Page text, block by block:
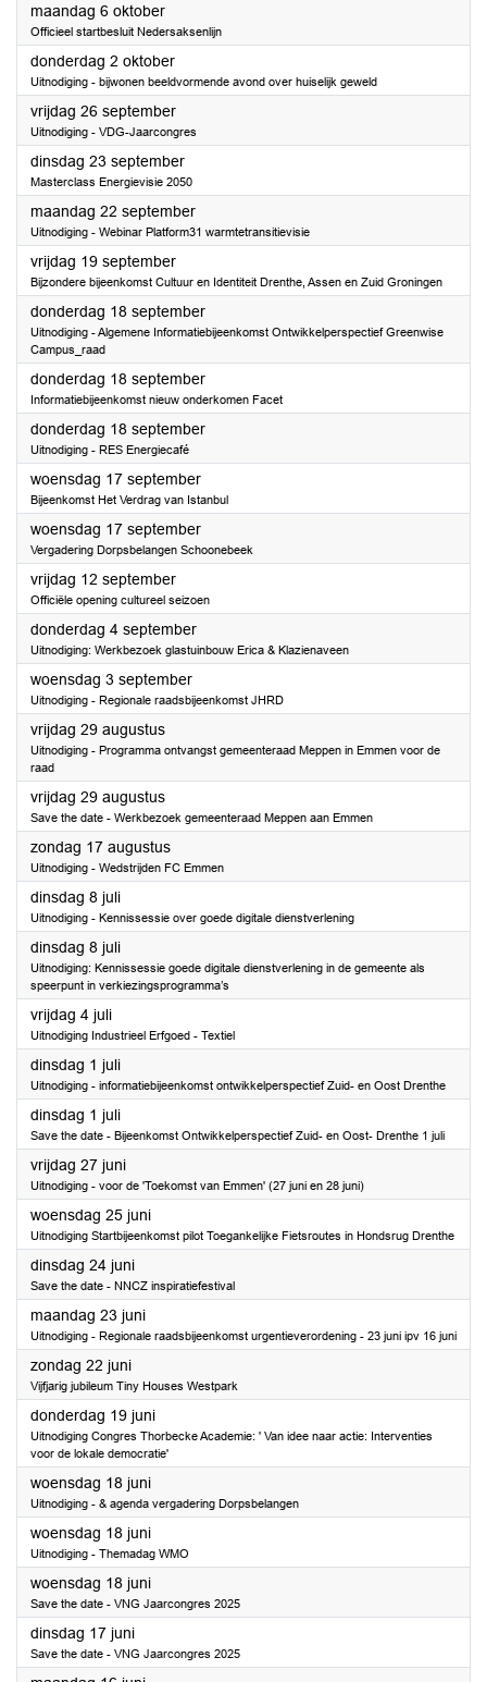
maandag 6 oktober2025
Officieel startbesluit Nedersaksenlijn
donderdag 2 oktober2025
Uitnodiging - bijwonen beeldvormende avond over huiselijk geweld
vrijdag 26 september2025
Uitnodiging - VDG-Jaarcongres
dinsdag 23 september2025
Masterclass Energievisie 2050
maandag 22 september2025
Uitnodiging - Webinar Platform31 warmtetransitievisie
vrijdag 19 september2025
Bijzondere bijeenkomst Cultuur en Identiteit Drenthe, Assen en Zuid Groningen
donderdag 18 september2025
Uitnodiging - Algemene Informatiebijeenkomst Ontwikkelperspectief Greenwise
Campus_raad
donderdag 18 september2025
Informatiebijeenkomst nieuw onderkomen Facet
donderdag 18 september2025
Uitnodiging - RES Energiecafé
woensdag 17 september2025
Bijeenkomst Het Verdrag van Istanbul
woensdag 17 september2025
Vergadering Dorpsbelangen Schoonebeek
vrijdag 12 september2025
Officiële opening cultureel seizoen
donderdag 4 september2025
Uitnodiging: Werkbezoek glastuinbouw Erica & Klazienaveen
woensdag 3 september2025
Uitnodiging - Regionale raadsbijeenkomst JHRD
vrijdag 29 augustus2025
Uitnodiging - Programma ontvangst gemeenteraad Meppen in Emmen voor de
raad
vrijdag 29 augustus2025
Save the date - Werkbezoek gemeenteraad Meppen aan Emmen
zondag 17 augustus2025
Uitnodiging - Wedstrijden FC Emmen
dinsdag 8 juli2025
Uitnodiging - Kennissessie over goede digitale dienstverlening
dinsdag 8 juli2025
Uitnodiging: Kennissessie goede digitale dienstverlening in de gemeente als
speerpunt in verkiezingsprogramma’s
vrijdag 4 juli2025
Uitnodiging Industrieel Erfgoed - Textiel
dinsdag 1 juli2025
Uitnodiging - informatiebijeenkomst ontwikkelperspectief Zuid- en Oost Drenthe
dinsdag 1 juli2025
Save the date - Bijeenkomst Ontwikkelperspectief Zuid- en Oost- Drenthe 1 juli
vrijdag 27 juni2025
Uitnodiging - voor de 'Toekomst van Emmen' (27 juni en 28 juni)
woensdag 25 juni2025
Uitnodiging Startbijeenkomst pilot Toegankelijke Fietsroutes in Hondsrug Drenthe
dinsdag 24 juni2025
Save the date - NNCZ inspiratiefestival
maandag 23 juni2025
Uitnodiging - Regionale raadsbijeenkomst urgentieverordening - 23 juni ipv 16 juni
zondag 22 juni2025
Vijfjarig jubileum Tiny Houses Westpark
donderdag 19 juni2025
Uitnodiging Congres Thorbecke Academie: ' Van idee naar actie: Interventies
voor de lokale democratie'
woensdag 18 juni2025
Uitnodiging - & agenda vergadering Dorpsbelangen
woensdag 18 juni2025
Uitnodiging - Themadag WMO
woensdag 18 juni2025
Save the date - VNG Jaarcongres 2025
dinsdag 17 juni2025
Save the date - VNG Jaarcongres 2025